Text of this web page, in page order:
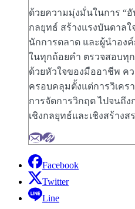
ด้วยความมุ่งมั่นในการ “อั
กลยุทธ์ สร้างแรงบันดาล
นักการตลาด และผู้นำองค์
ในทุกถ้อยคำ ตรวจสอบทุ
ด้วยหัวใจของมืออาชีพ ค
ครอบคลุมตั้งแต่การวิเคร
การจัดการวิกฤต ไปจนถึง
เชิงกลยุทธ์และเชิงสร้างส
Facebook
Twitter
Line